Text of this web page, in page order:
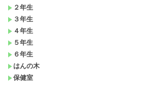
２年生
３年生
４年生
５年生
６年生
はんの木
保健室